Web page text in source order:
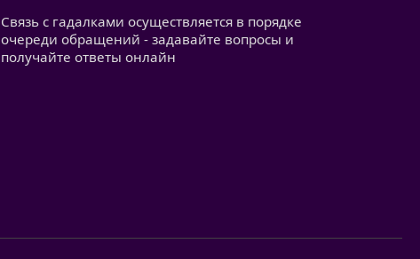
Связь с гадалками осуществляется в порядке
очереди обращений - задавайте вопросы и
получайте ответы онлайн